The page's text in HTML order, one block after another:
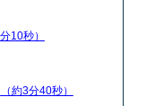
10秒）
（約3分40秒）